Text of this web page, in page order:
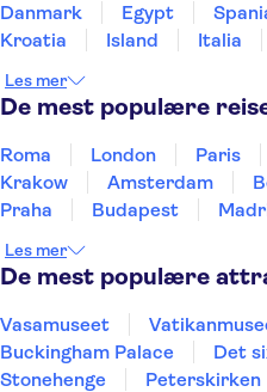
Danmark
Egypt
Kroatia
Island Italia
Sverige
Thailand Tyrkia
Les mer
De mest populære
Roma London Paris
Krakow
Amsterdam
Praha
Budapest
Alicante
Les mer
De mest populære
Vasamuseet
Buckingham Palace
Det
Stonehenge
Peterskirken